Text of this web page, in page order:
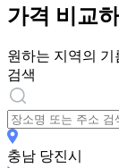
가격 비교하
원하는 지역의
검색
충남 당진시